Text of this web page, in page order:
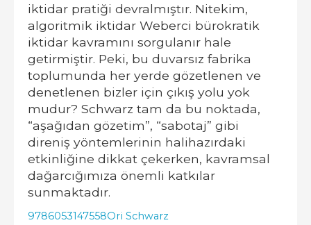
iktidar pratiği devralmıştır. Nitekim,
algoritmik iktidar Weberci bürokratik
iktidar kavramını sorgulanır hale
getirmiştir. Peki, bu duvarsız fabrika
toplumunda her yerde gözetlenen ve
denetlenen bizler için çıkış yolu yok
mudur? Schwarz tam da bu noktada,
“aşağıdan gözetim”, “sabotaj” gibi
direniş yöntemlerinin halihazırdaki
etkinliğine dikkat çekerken, kavramsal
dağarcığımıza önemli katkılar
sunmaktadır.
9786053147558Ori Schwarz